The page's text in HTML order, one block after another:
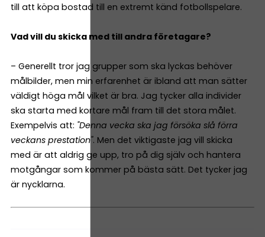
till att köpa bostad till en extremt känd fotbollspelare.
Vad vill du skicka med till andra företagare?
– Generellt tror jag grupper som ska lyckas behöver
målbilder, men min erfarenhet är ibland att man sätter
väldigt höga mål vilket är bra. Jag tycker alla individer
ska starta med kortare mål fram till det stora målet.
Exempelvis att: "Denna vecka ska jag försöka slå förra
veckans prestation". Men det viktigaste jag vill skicka
med är att aldrig ge upp, tro på dig själv och hantera
motgångar som kommer på bästa sätt. Det tycker jag
är nycklarna.